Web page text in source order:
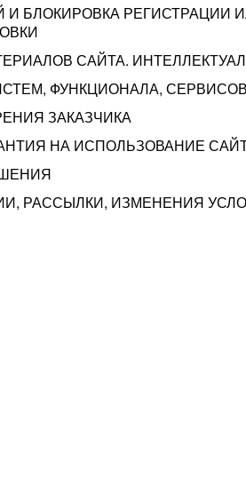
БЛОКИРОВКА РЕГИСТРАЦИИ
САЙТА.
ФУНКЦИОНАЛА,
ЗАКАЗЧИКА
НА ИСПОЛЬЗОВАНИЕ
РАССЫЛКИ, ИЗМЕНЕНИЯ